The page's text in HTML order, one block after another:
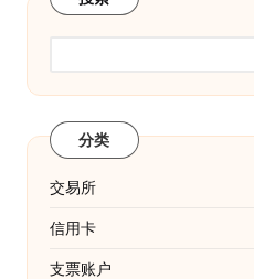
分类
交易所
信用卡
支票账户